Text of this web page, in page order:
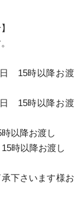
15時以降お渡
15時以降お渡
降お渡し
以降お渡し
下さいます様お